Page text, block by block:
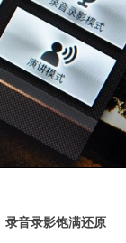
录音录影饱满还原